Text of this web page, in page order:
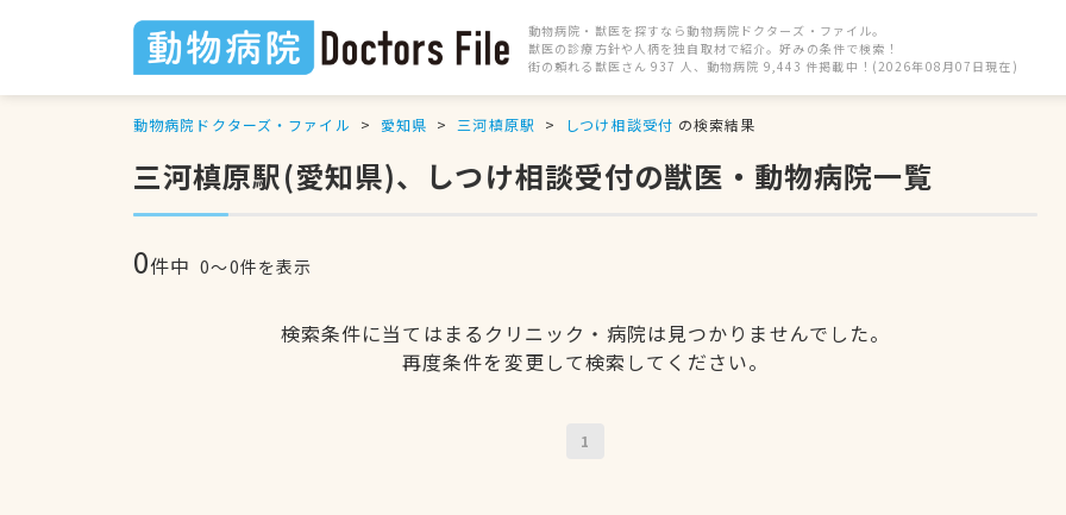
動物病院・獣医を探すなら動物病院ドクターズ・ファイル。
獣医の診療方針や人柄を独自取材で紹介。好みの条件で検索！
街の頼れる獣医さん 937 人、動物病院 9,443 件掲載中！(2026年08月07日現在)
動物病院ドクターズ・ファイル 愛知県 三河槙原駅 しつけ相談受付 の検索結果
三河槙原駅(愛知県)、しつけ相談受付の獣医・動物病院一覧
0件中 0〜0件を表示
検索条件に当てはまるクリニック・病院は見つかりませんでした。
再度条件を変更して検索してください。
1